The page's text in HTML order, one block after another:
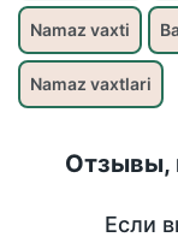
Namaz vaxti
Namaz vaxtlari
Отзывы,
Если